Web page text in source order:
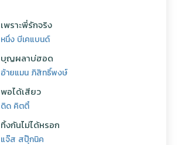
เพราะพี่รักจริง
หนึ่ง บีเคแบนด์
บุญผลาบ่ฮอด
อ้ายแมน ภิสิทธิ์พงษ์
พอได้เสียว
ดิด คิตตี้
ทิ้งกันไม่ได้หรอก
แจ๊ส สปุ๊กนิค